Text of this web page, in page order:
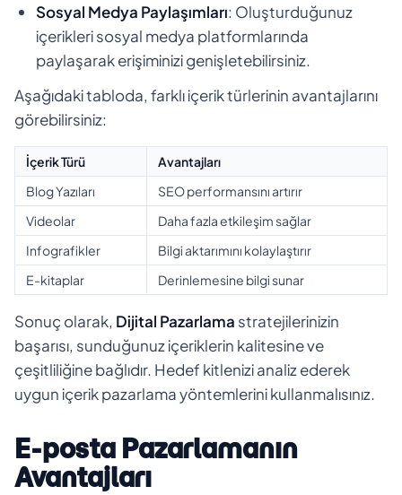
Sosyal Medya Paylaşımları: Oluşturduğunuz
içerikleri sosyal medya platformlarında
paylaşarak erişiminizi genişletebilirsiniz.
Aşağıdaki tabloda, farklı içerik türlerinin avantajlarını
görebilirsiniz:
İçerik Türü
Avantajları
Blog Yazıları
SEO performansını artırır
Videolar
Daha fazla etkileşim sağlar
Infografikler
Bilgi aktarımını kolaylaştırır
E-kitaplar
Derinlemesine bilgi sunar
Sonuç olarak, Dijital Pazarlama stratejilerinizin
başarısı, sunduğunuz içeriklerin kalitesine ve
çeşitliliğine bağlıdır. Hedef kitlenizi analiz ederek
uygun içerik pazarlama yöntemlerini kullanmalısınız.
E-posta Pazarlamanın
Avantajları